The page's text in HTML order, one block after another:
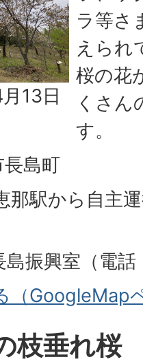
13日
ラ等さ
えられ
桜の花
くさん
す。
長島町
那駅から自主
島振興室（電
（GoogleMap
枝垂れ桜